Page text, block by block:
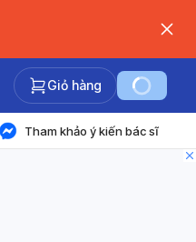
Giỏ hàng
Tham khảo ý kiến bác sĩ